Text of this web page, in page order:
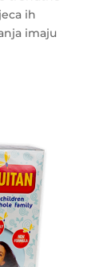
ih
imaju